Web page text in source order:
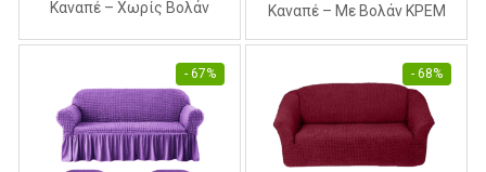
Καναπέ – Χωρίς Βολάν
Καναπέ – Με Βολάν ΚΡΕΜ
- 67% - 68%